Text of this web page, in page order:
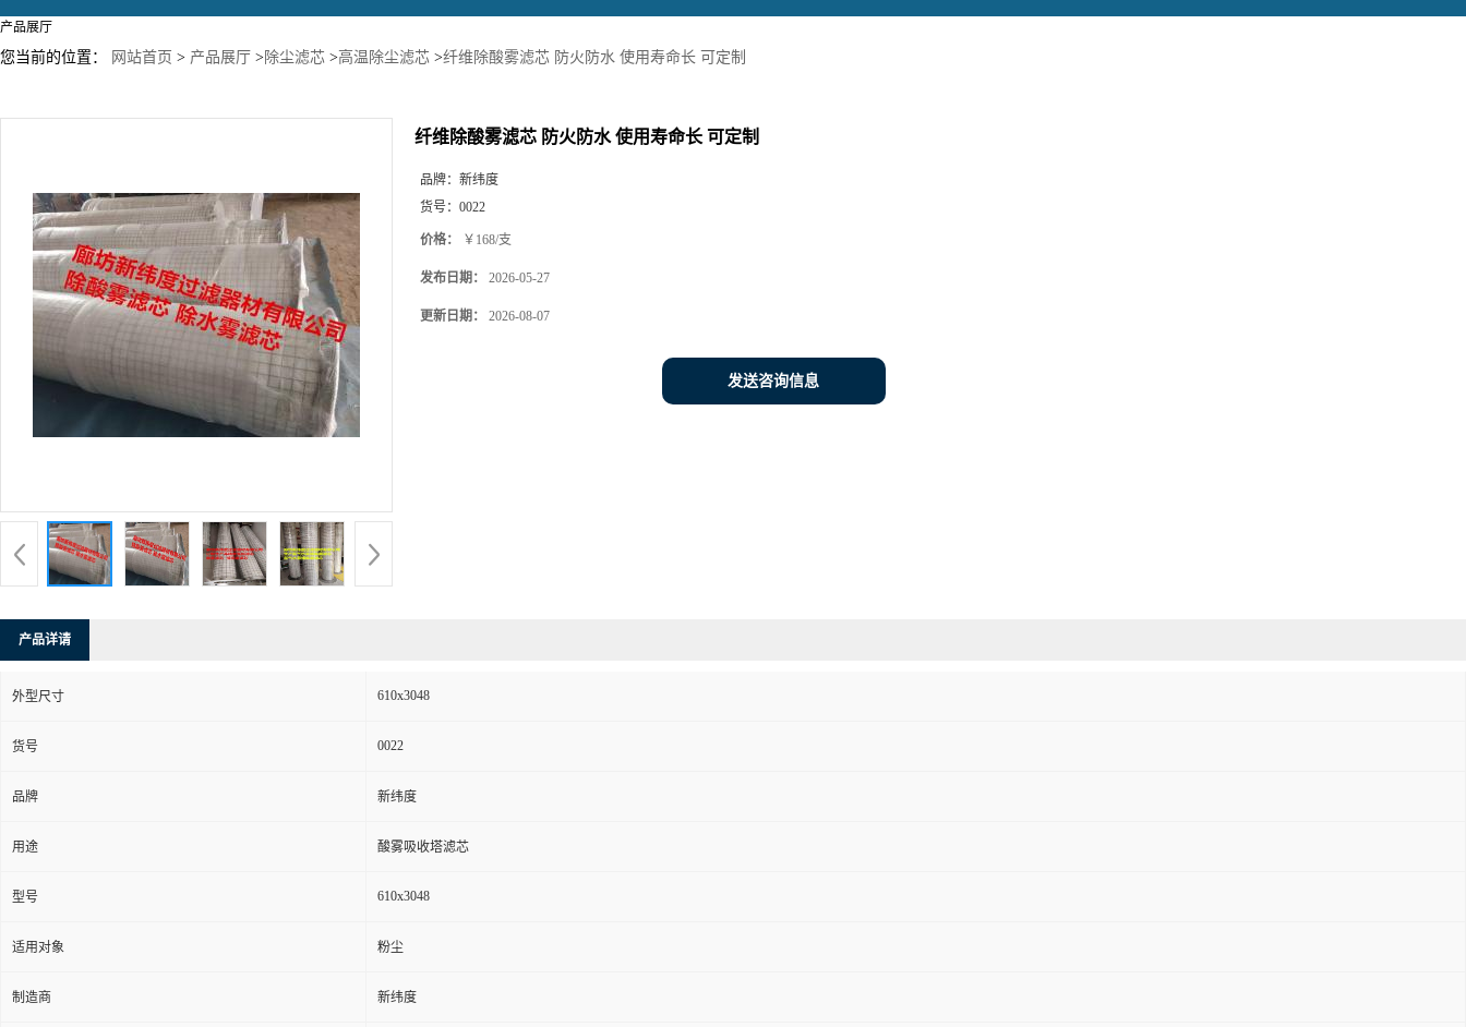
产品展厅
您当前的位置： 网站首页 > 产品展厅 >除尘滤芯 >高温除尘滤芯 >纤维除酸雾滤芯 防火防水 使用寿命长 可定制
纤维除酸雾滤芯 防火防水 使用寿命长 可定制
品牌： 新纬度
货号： 0022
价格： ￥168/支
发布日期： 2026-05-27
更新日期： 2026-08-07
发送咨询信息
产品详请
外型尺寸 610x3048
货号 0022
品牌 新纬度
用途 酸雾吸收塔滤芯
型号 610x3048
适用对象 粉尘
制造商 新纬度